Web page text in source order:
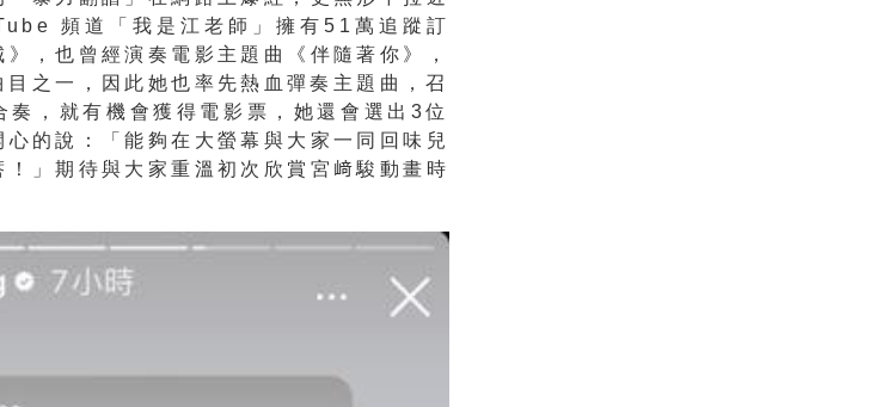
e 頻道「我是江老師」擁有51萬追蹤訂
》，也曾經演奏電影主題曲《伴隨著你》，
目之一，因此她也率先熱血彈奏主題曲，召
，就有機會獲得電影票， 她還會選出3位
心的說：「能夠在大螢幕與大家一同回味兒
！」期待與大家重溫初次欣賞宮﨑駿動畫時